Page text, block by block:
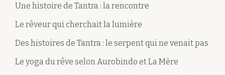
Une histoire de Tantra : la rencontre
Le rêveur qui cherchait la lumière
Des histoires de Tantra : le serpent qui ne venait pas
Le yoga du rêve selon Aurobindo et La Mère